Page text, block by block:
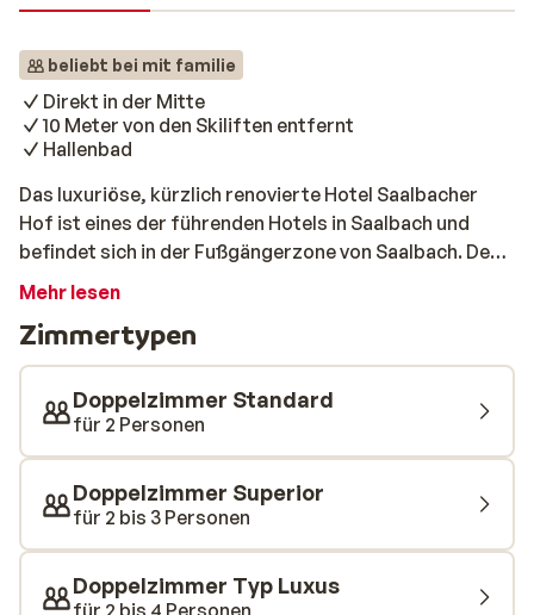
beliebt bei mit familie
Direkt in der Mitte
10 Meter von den Skiliften entfernt
Hallenbad
Das luxuriöse, kürzlich renovierte Hotel Saalbacher
Hof ist eines der führenden Hotels in Saalbach und
befindet sich in der Fußgängerzone von Saalbach. Der
Saalbacher Hof ist die perfekte Homebase für alle, die
ungezwungener Atmosphäre suchen. Das Motto
„Celebrate life“ wird im Saalbacher Hof von morgens
bis abends gelebt. Von der guten Laune des DJs über
die einzigartigen Designerzimmer bis hin zu den
freundlichen Mitarbeitern, die den Saalbacher Hof zu
dem machen, was er ist. Das Hotel erfüllt die
Bedürfnisse des modernen Urlaubers. Das spiegelt
sich besonders in der Ausstattung und dem
Landhausstil eingerichteten Zimmer des Saalbacher
Mehr lesen
Zimmertypen
Doppelzimmer Standard
für 2 Personen
Doppelzimmer Superior
für 2 bis 3 Personen
Doppelzimmer Typ Luxus